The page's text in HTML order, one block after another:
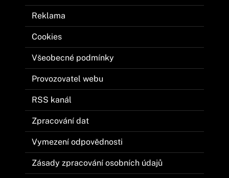
Reklama
Cookies
Všeobecné podmínky
Provozovatel webu
RSS kanál
Zpracování dat
Vymezení odpovědnosti
Zásady zpracování osobních údajů